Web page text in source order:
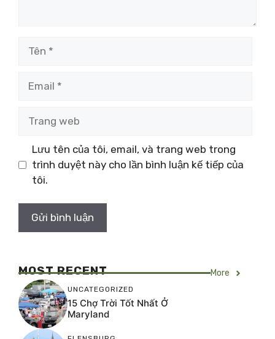
web
Lưu tên của tôi, email, và trang web trong
trình duyệt này cho lần bình luận kế tiếp của
tôi.
MOST RECENT More
UNCATEGORIZED
15 Chợ Trời Tốt Nhất Ở
Maryland